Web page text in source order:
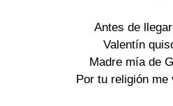
Antes de
Valentín
Madre mía de
Por tu religión me